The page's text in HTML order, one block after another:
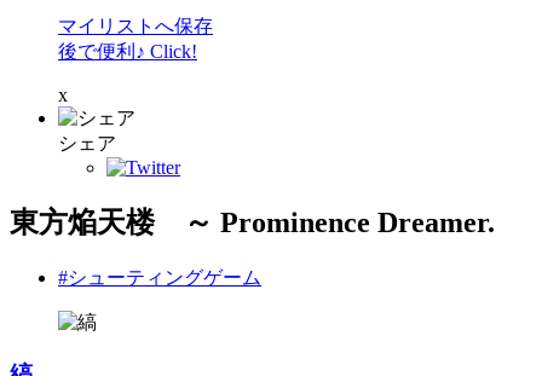
マイリストへ保存
後で便利♪ Click!
x
シェア
東方焔天楼 ～ Prominence Dreamer.
#シューティングゲーム